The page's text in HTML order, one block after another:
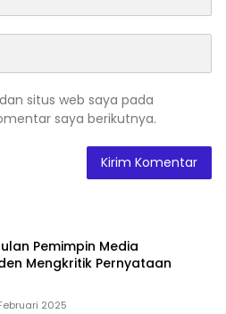
situs web saya pada
saya berikutnya.
Pemimpin Media
Mengkritik Pernyataan
2025